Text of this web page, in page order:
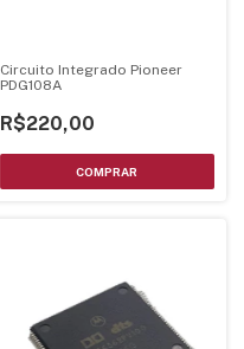
Circuito Integrado Pioneer
PDG108A
R$220,00